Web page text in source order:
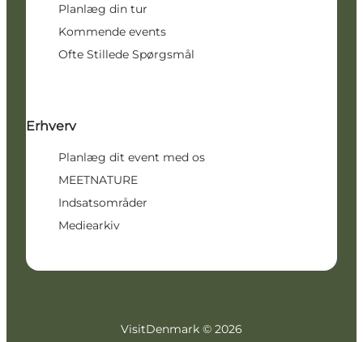
Planlæg din tur
Kommende events
Ofte Stillede Spørgsmål
Erhverv
Planlæg dit event med os
MEETNATURE
Indsatsområder
Mediearkiv
VisitDenmark © 2026